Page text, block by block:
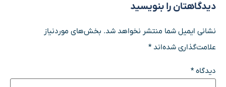
دیدگاهتان را بنویسید
نشانی ایمیل شما منتشر نخواهد شد. بخش‌های موردنیاز
علامت‌گذاری شده‌اند*
دیدگاه*